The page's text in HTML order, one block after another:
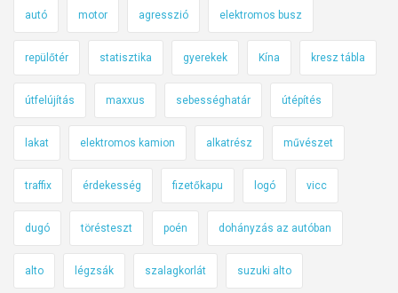
autó motor agresszió elektromos busz
repülőtér statisztika gyerekek Kína kresz tábla
útfelújítás maxxus sebességhatár útépítés
lakat elektromos kamion alkatrész művészet
traffix érdekesség fizetőkapu logó vicc
dugó törésteszt poén dohányzás az autóban
alto légzsák szalagkorlát suzuki alto